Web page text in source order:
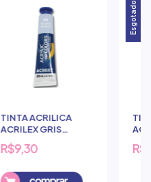
TINTA ACRILICA
ACRILEX GRIS
NEUTRO 20ML - 311
R$9,30
Esgotado
325